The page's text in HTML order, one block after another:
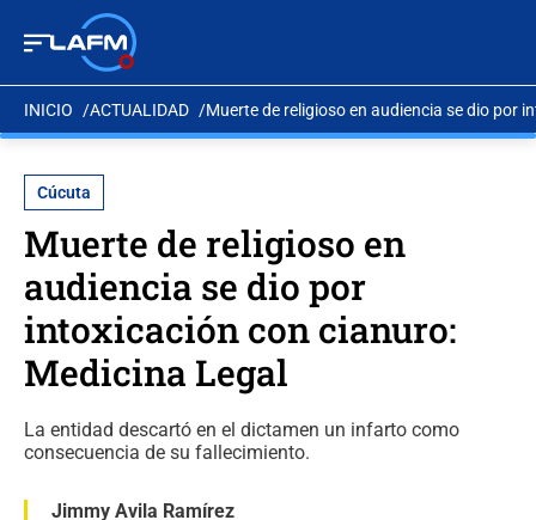
INICIO ACTUALIDAD Muerte de religioso en audiencia se dio por
Cúcuta
Muerte de religioso en
audiencia se dio por
intoxicación con cianuro:
Medicina Legal
La entidad descartó en el dictamen un infarto como
consecuencia de su fallecimiento.
Jimmy Avila Ramírez